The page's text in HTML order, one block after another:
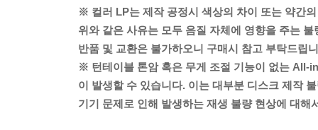
※ 컬러 LP는 제작 공정시 색상의 차이 또는 약간
위와 같은 사유는 모두 음질 자체에 영향을 주는 불
반품 및 교환은 불가하오니 구매시 참고 부탁드립
※ 턴테이블 톤암 혹은 무게 조절 기능이 없는 All-
이 발생할 수 있습니다. 이는 대부분 디스크 제작
기기 문제로 인해 발생하는 재생 불량 현상에 대